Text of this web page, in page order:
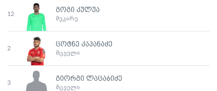
12
გოგი კულუა
მეკარე
2
ცოტნე კაპანაძე
მცველი
3
გიორგი ლაცაბიძე
მცველი